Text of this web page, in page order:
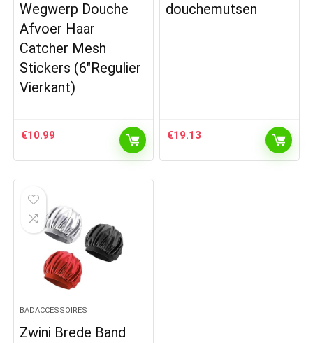
Wegwerp Douche
Afvoer Haar
Catcher Mesh
Stickers (6″Regulier
Vierkant)
€10.99
douchemutsen
€19.13
BADACCESSOIRES
Zwini Brede Band